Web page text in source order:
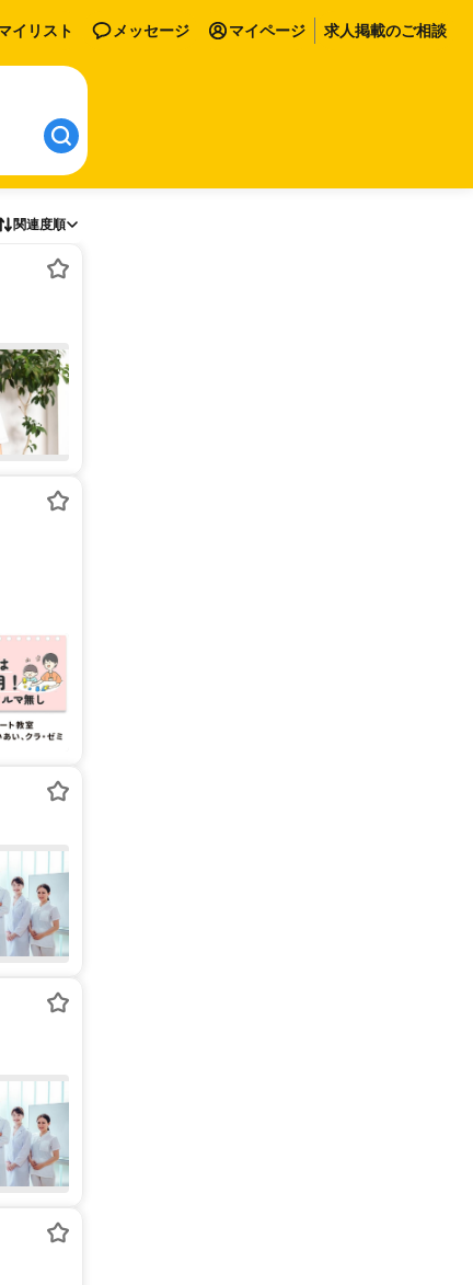
イリスト メッセージ マイページ 求人掲載のご相談
関連度順